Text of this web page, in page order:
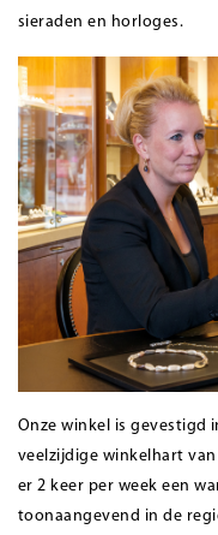
sieraden en horloges.
Onze winkel is gevestigd
veelzijdige winkelhart
er 2 keer per week een
toonaangevend in de